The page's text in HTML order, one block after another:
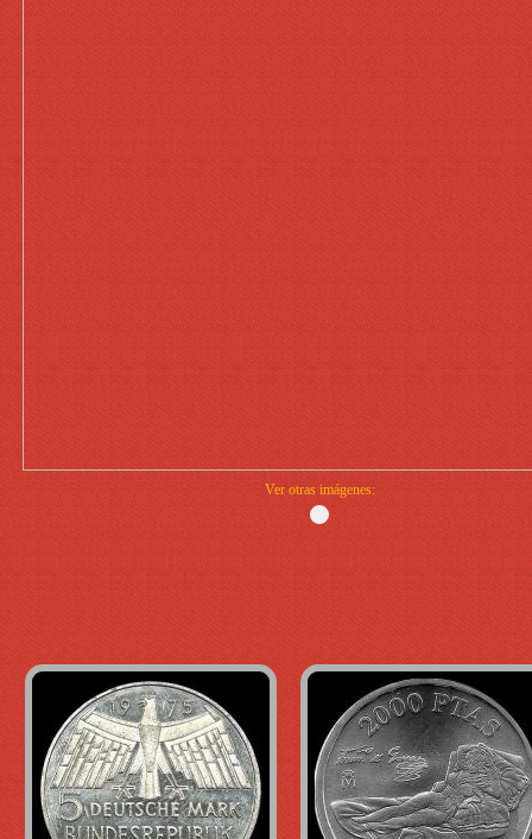
Ver otras imágenes: